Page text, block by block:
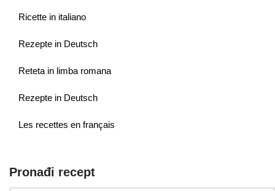
Ricette in italiano
Rezepte in Deutsch
Reteta in limba romana
Rezepte in Deutsch
Les recettes en français
Pronađi recept